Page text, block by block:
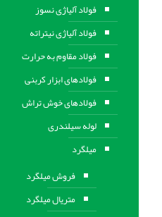
فولاد آلیاژی نسوز
فولاد آلیاژی نیتراته
فولاد مقاوم به حرارت
فولادهای ابزار کربنی
فولادهای خوش تراش
لوله سیلندری
میلگرد
فروش میلگرد
متریال میلگرد